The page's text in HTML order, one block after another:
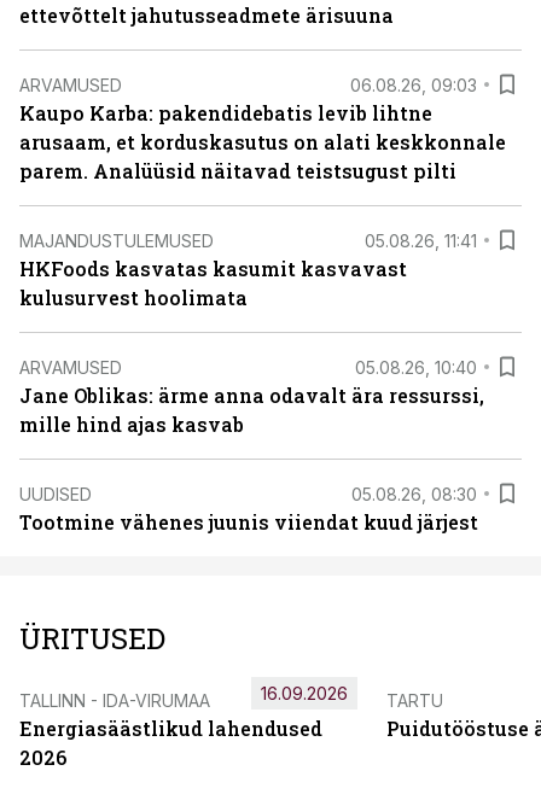
ettevõttelt jahutusseadmete ärisuuna
ARVAMUSED 06.08.26, 09:03
Kaupo Karba: pakendidebatis levib lihtne
arusaam, et korduskasutus on alati keskkonnale
parem. Analüüsid näitavad teistsugust pilti
MAJANDUSTULEMUSED 05.08.26, 11:41
HKFoods kasvatas kasumit kasvavast
kulusurvest hoolimata
ARVAMUSED 05.08.26, 10:40
Jane Oblikas: ärme anna odavalt ära ressurssi,
mille hind ajas kasvab
UUDISED 05.08.26, 08:30
Tootmine vähenes juunis viiendat kuud järjest
ÜRITUSED
TALLINN - IDA-VIRUMAA
Energiasäästlikud lahendused
2026
16.09.2026 TARTU
Puidutööstuse